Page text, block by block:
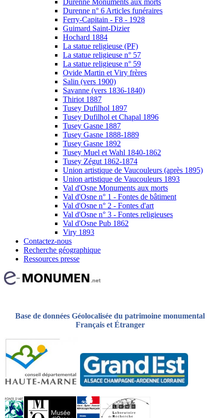
Durenne n° 6 Articles funéraires
Ferry-Capitain - F8 - 1928
Guimard Saint-Dizier
Hochard 1884
La statue religieuse (PF)
La statue religieuse n° 57
La statue religieuse n° 59
Ovide Martin et Viry frères
Salin (vers 1900)
Savanne (vers 1836-1840)
Thiriot 1887
Tusey Dufilhol 1897
Tusey Dufilhol et Chapal 1896
Tusey Gasne 1887
Tusey Gasne 1888-1889
Tusey Gasne 1892
Tusey Muel et Wahl 1840-1862
Tusey Zégut 1862-1874
Union artistique de Vaucouleurs (après 1895)
Union artistique de Vaucouleurs 1893
Val d'Osne Monuments aux morts
Val d'Osne n° 1 - Fontes de bâtiment
Val d'Osne n° 2 - Fontes d'art
Val d'Osne n° 3 - Fontes religieuses
Val d'Osne Pub 1862
Viry 1893
Contactez-nous
Recherche géographique
Ressources presse
Base de données Géolocalisée du patrimoine monumental
Français et Étranger